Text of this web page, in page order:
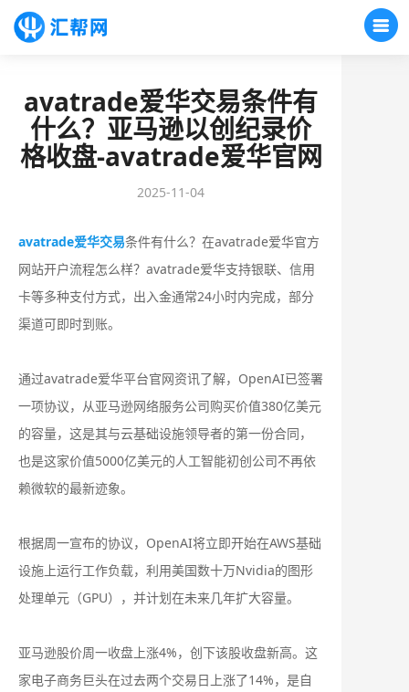
avatrade爱华交易条件有
什么？亚马逊以创纪录价
格收盘-avatrade爱华官网
2025-11-04
avatrade爱华交易条件有什么？在avatrade爱华官方
网站开户流程怎么样？‌‌avatrade爱华支持银联、信用
卡等多种支付方式，出入金通常24小时内完成，部分
渠道可即时到账‌。
通过avatrade爱华平台官网资讯了解，OpenAI已签署
一项协议，从亚马逊网络服务公司购买价值380亿美元
的容量，这是其与云基础设施领导者的第一份合同，
也是这家价值5000亿美元的人工智能初创公司不再依
赖微软的最新迹象。
根据周一宣布的协议，OpenAI将立即开始在AWS基础
设施上运行工作负载，利用美国数十万Nvidia的图形
处理单元（GPU），并计划在未来几年扩大容量。
亚马逊股价周一收盘上涨4%，创下该股收盘新高。这
家电子商务巨头在过去两个交易日上涨了14%，是自